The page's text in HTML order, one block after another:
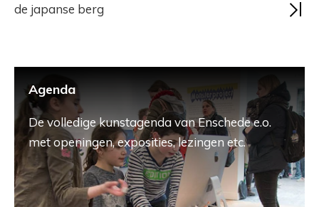
de japanse berg
Agenda
De volledige kunstagenda van Enschede e.o.
met openingen, exposities, lezingen etc.